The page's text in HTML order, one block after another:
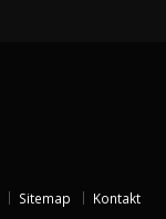
Sitemap Kontakt